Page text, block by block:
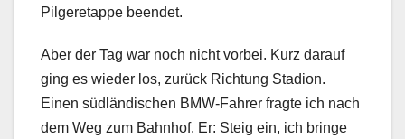
Pilgeretappe beendet.
Aber der Tag war noch nicht vorbei. Kurz darauf
ging es wieder los, zurück Richtung Stadion.
Einen südländischen BMW-Fahrer fragte ich nach
dem Weg zum Bahnhof. Er: Steig ein, ich bringe